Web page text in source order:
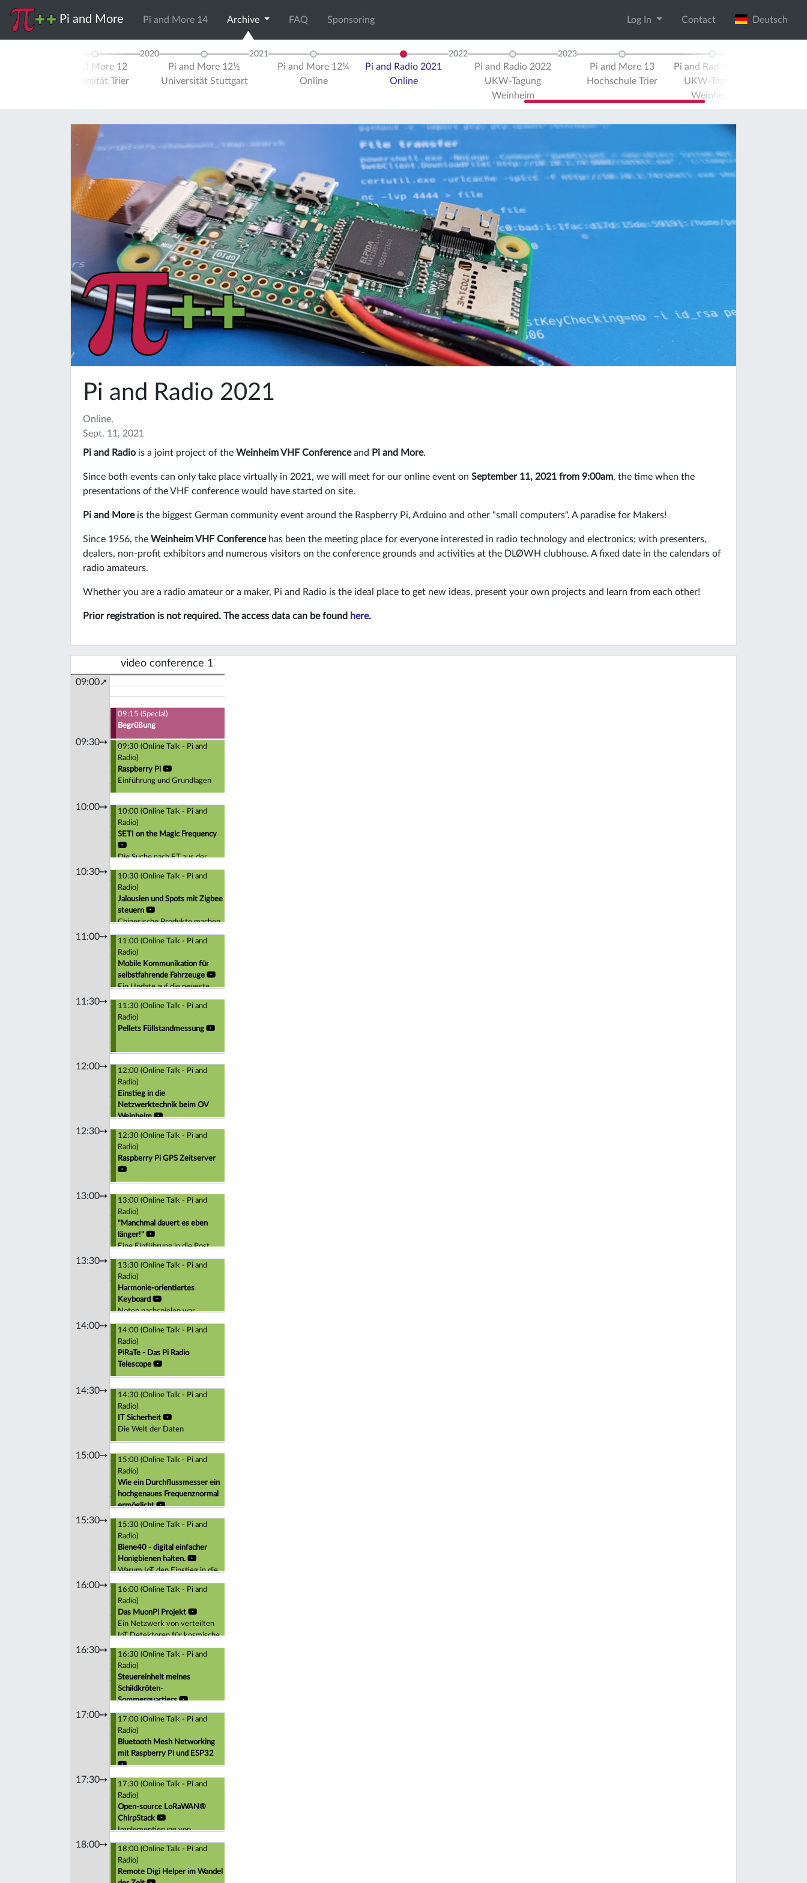
Pi and More Pi and More 14 Archive FAQ Sponsoring Log In Contact Deutsch
Pi and More 12
Universität Trier
2020
Pi and More 12½
Universität Stuttgart
2021
Pi and More 12¼
Online
Pi and Radio 2021
Online
2022
Pi and Radio 2022
UKW-Tagung
Weinheim
2023
Pi and More 13
Hochschule Trier
Pi and Radio 2023
UKW-Tagung
Weinheim
Pi and Radio 2021
Online,
Sept. 11, 2021
Pi and Radio is a joint project of the Weinheim VHF Conferenceand Pi and More.
Since both events can only take place virtually in 2021, we will meet for our online event on September 11, 2021 from 9:00am, the time when the
presentations of the VHF conference would have started on site.
Pi and Moreis the biggest German community event around the Raspberry Pi, Arduino and other "small computers". A paradise for Makers!
Since 1956, the Weinheim VHF Conferencehas been the meeting place for everyone interested in radio technology and electronics; with presenters,
dealers, non-profit exhibitors and numerous visitors on the conference grounds and activities at the DLØWH clubhouse. A fixed date in the calendars of
radio amateurs.
Whether you are a radio amateur or a maker, Pi and Radio is the ideal place to get new ideas, present your own projects and learn from each other!
Prior registration is not required. The access data can be found here.
09:00➚
09:30➙
10:00➙
10:30➙
11:00➙
11:30➙
12:00➙
12:30➙
13:00➙
13:30➙
14:00➙
14:30➙
15:00➙
15:30➙
16:00➙
16:30➙
17:00➙
17:30➙
18:00➙
video conference 1
09:15 (Special)
Begrüßung
09:30 (Online Talk - Pi and
Radio)
Raspberry Pi
Einführung und Grundlagen
10:00 (Online Talk - Pi and
Radio)
SETI on the Magic Frequency
Die Suche nach ET aus der
Sichtweise eines
Funkamateurs und
Hobbyastronomen
10:30 (Online Talk - Pi and
Radio)
Jalousien und Spots mit Zigbee
steuern
Chinesische Produkte machen
das billig und einfach
11:00 (Online Talk - Pi and
Radio)
Mobile Kommunikation für
selbstfahrende Fahrzeuge
Ein Update auf die neueste
Technologie
11:30 (Online Talk - Pi and
Radio)
Pellets Füllstandmessung
12:00 (Online Talk - Pi and
Radio)
Einstieg in die
Netzwerktechnik beim OV
Weinheim
Einfacher Client und Server in
Python
12:30 (Online Talk - Pi and
Radio)
Raspberry Pi GPS Zeitserver
13:00 (Online Talk - Pi and
Radio)
"Manchmal dauert es eben
länger!"
Eine Einführung in die Post
Quantum Kryptografie
13:30 (Online Talk - Pi and
Radio)
Harmonie-orientiertes
Keyboard
Noten nachspielen war
gestern
14:00 (Online Talk - Pi and
Radio)
PiRaTe - Das Pi Radio
Telescope
14:30 (Online Talk - Pi and
Radio)
IT Sicherheit
Die Welt der Daten
15:00 (Online Talk - Pi and
Radio)
Wie ein Durchflussmesser ein
hochgenaues Frequenznormal
ermöglicht
15:30 (Online Talk - Pi and
Radio)
Biene40 - digital einfacher
Honigbienen halten.
Warum IoT den Einstieg in die
Imkerei erleichtern kann.
16:00 (Online Talk - Pi and
Radio)
Das MuonPi Projekt
Ein Netzwerk von verteilten
IoT Detektoren für kosmische
Schauer
16:30 (Online Talk - Pi and
Radio)
Steuereinheit meines
Schildkröten-
Sommerquartiers
Wenn die Automatisierung des
Schildkrötengeheges besser
ist als in modernen Häusern....
17:00 (Online Talk - Pi and
Radio)
Bluetooth Mesh Networking
mit Raspberry Pi und ESP32
17:30 (Online Talk - Pi and
Radio)
Open-source LoRaWAN®
ChirpStack
Implementierung von
ChirpStack auf dem PI, auf der
NAS und auf einem Server im
Internet
18:00 (Online Talk - Pi and
Radio)
Remote Digi Helper im Wandel